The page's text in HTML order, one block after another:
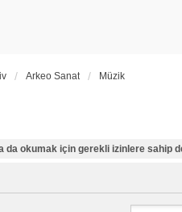
Arkeo Sanat Müzik
da okumak için gerekli izinlere sahip